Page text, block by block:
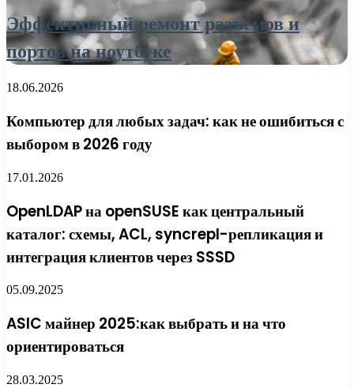
Эффективный ремонт разъемов и
портов на ноутбуке
18.06.2026
Компьютер для любых задач: как не ошибиться с
выбором в 2026 году
17.01.2026
OpenLDAP на openSUSE как центральный
каталог: схемы, ACL, syncrepl-репликация и
интеграция клиентов через SSSD
05.09.2025
ASIC майнер 2025:как выбрать и на что
ориентироваться
28.03.2025